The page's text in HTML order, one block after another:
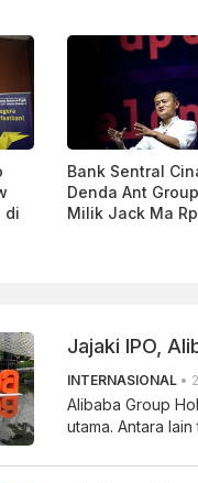
di
Bank Sentral
Denda Ant Group
Milik Jack Ma Rp
Jajaki IPO,
INTERNASIONAL •
Alibaba Group
utama. Antara